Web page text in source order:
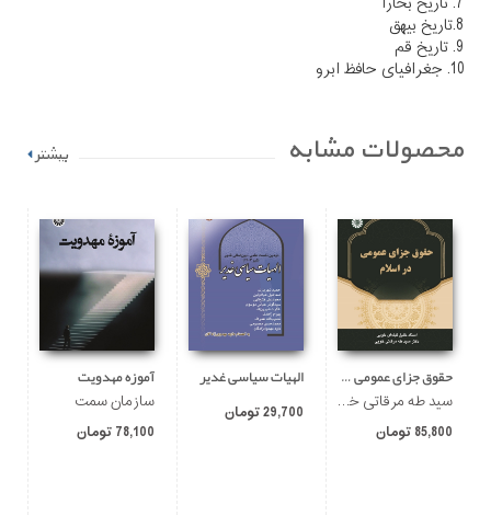
8.تاریخ بیهق
9. تاریخ قم
10. جغرافیای حافظ ابرو
محصولات مشابه بیشتر
حقوق جزای عمومی در اسلام
سید طه مرقاتی خوئی
85,800 تومان
الهیات سیاسی غدیر
29,700 تومان
آموزه مهدویت
سازمان سمت
78,100 تومان